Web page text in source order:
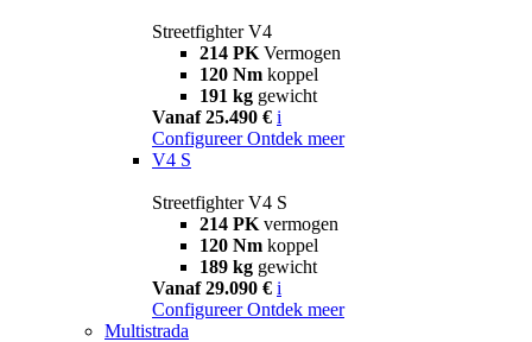
Streetfighter V4
214 PK Vermogen
120 Nm koppel
191 kg gewicht
Vanaf 25.490 € i
Configureer Ontdek meer
V4 S
Streetfighter V4 S
214 PK vermogen
120 Nm koppel
189 kg gewicht
Vanaf 29.090 € i
Configureer Ontdek meer
Multistrada